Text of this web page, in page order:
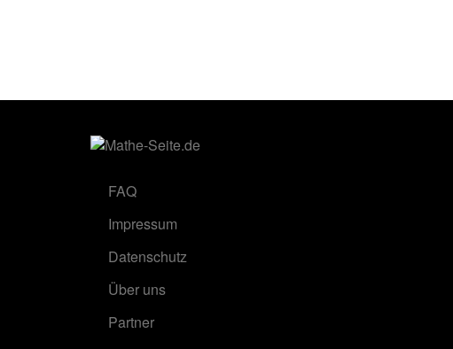
FAQ
Impressum
Datenschutz
Über uns
Partner